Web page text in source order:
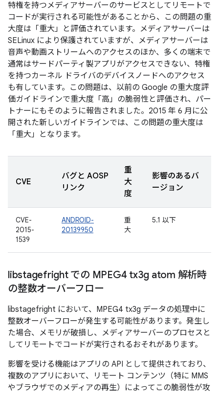
特権を持つメディアサーバーのサービスとしてリモートで
コードが実行される可能性があることから、この問題の重
大度は「重大」と評価されています。メディアサーバーは
SELinux により保護されていますが、メディアサーバーは
音声や動画ストリームへのアクセスのほか、多くの端末で
通常はサードパーティ製アプリがアクセスできない、特権
を持つカーネル ドライバのデバイスノードへのアクセス
も有しています。この問題は、以前の Google の重大度評
価ガイドラインで重大度「高」の脆弱性と評価され、パー
トナーにもそのように報告されました。2015 年 6 月に公
開された新しいガイドラインでは、この問題の重大度は
「重大」となります。
CVE
バグと AOSP
リンク
重
大
度
影響のあるバ
ージョン
CVE-
2015-
1539
ANDROID-
20139950
重
大
5.1 以下
libstagefright での MPEG4 tx3g atom 解析時
の整数オーバーフロー
libstagefright において、MPEG4 tx3g データの処理中に
整数オーバーフローが発生する可能性があります。発生し
た場合、メモリが破損し、メディアサーバーのプロセスと
してリモートでコードが実行されるおそれがあります。
影響を受ける機能はアプリの API として提供されており、
複数のアプリにおいて、リモート コンテンツ（特に MMS
やブラウザでのメディアの再生）によってこの脆弱性が攻